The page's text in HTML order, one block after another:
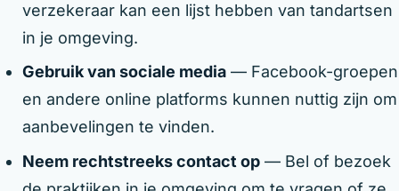
verzekeraar kan een lijst hebben van tandartsen
in je omgeving.
Gebruik van sociale media — Facebook-groepen
en andere online platforms kunnen nuttig zijn om
aanbevelingen te vinden.
Neem rechtstreeks contact op — Bel of bezoek